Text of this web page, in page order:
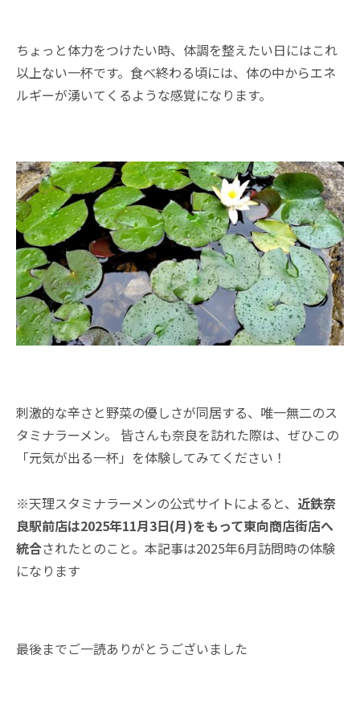
ちょっと体力をつけたい時、体調を整えたい日にはこれ
以上ない一杯です。食べ終わる頃には、体の中からエネ
ルギーが湧いてくるような感覚になります。
刺激的な辛さと野菜の優しさが同居する、唯一無二のス
タミナラーメン。 皆さんも奈良を訪れた際は、ぜひこの
「元気が出る一杯」を体験してみてください！
※天理スタミナラーメンの公式サイトによると、 近鉄奈
良駅前店は2025年11月3日(月)をもって東向商店街店へ
統合されたとのこと。本記事は2025年6月訪問時の体験
になります
最後までご一読ありがとうございました